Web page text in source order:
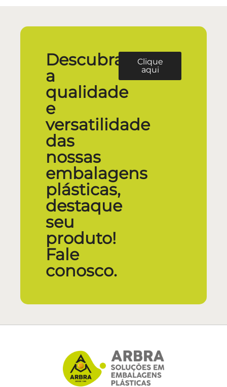
Descubra
a
qualidade
e
versatilidade
das
nossas
embalagens
plásticas,
destaque
seu
produto!
Fale
conosco.
Clique
aqui